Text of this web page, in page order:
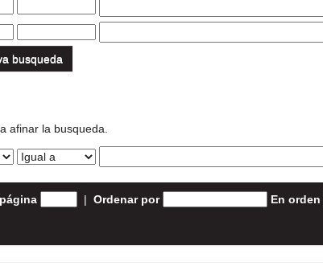
busqueda
afinar la busqueda.
| Ordenar por En orden